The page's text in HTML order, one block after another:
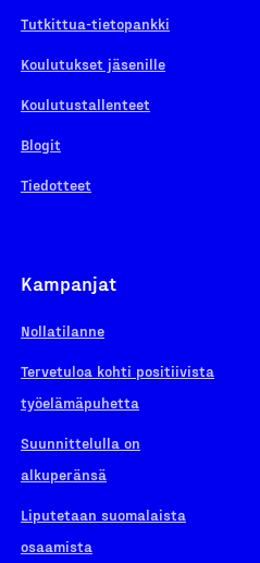
Tutkittua-tietopankki
Koulutukset jäsenille
Koulutustallenteet
Blogit
Tiedotteet
Kampanjat
Nollatilanne
Tervetuloa kohti positiivista
työelämäpuhetta
Suunnittelulla on
alkuperänsä
Liputetaan suomalaista
osaamista